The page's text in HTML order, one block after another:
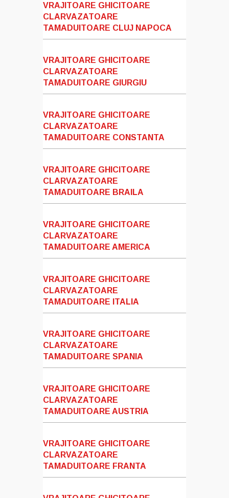
VRAJITOARE GHICITOARE
CLARVAZATOARE
TAMADUITOARE CLUJ NAPOCA
VRAJITOARE GHICITOARE
CLARVAZATOARE
TAMADUITOARE GIURGIU
VRAJITOARE GHICITOARE
CLARVAZATOARE
TAMADUITOARE CONSTANTA
VRAJITOARE GHICITOARE
CLARVAZATOARE
TAMADUITOARE BRAILA
VRAJITOARE GHICITOARE
CLARVAZATOARE
TAMADUITOARE AMERICA
VRAJITOARE GHICITOARE
CLARVAZATOARE
TAMADUITOARE ITALIA
VRAJITOARE GHICITOARE
CLARVAZATOARE
TAMADUITOARE SPANIA
VRAJITOARE GHICITOARE
CLARVAZATOARE
TAMADUITOARE AUSTRIA
VRAJITOARE GHICITOARE
CLARVAZATOARE
TAMADUITOARE FRANTA